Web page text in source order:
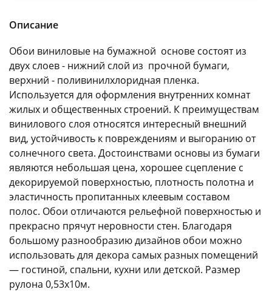
Описание
Обои виниловые на бумажной основе состоят из
двух слоев - нижний слой из прочной бумаги,
верхний - поливинилхлоридная пленка.
Используется для оформления внутренних комнат
жилых и общественных строений. К преимуществам
винилового слоя относятся интересный внешний
вид, устойчивость к повреждениям и выгоранию от
солнечного света. Достоинствами основы из бумаги
являются небольшая цена, хорошее сцепление с
декорируемой поверхностью, плотность полотна и
эластичность пропитанных клеевым составом
полос. Обои отличаются рельефной поверхностью и
прекрасно прячут неровности стен. Благодаря
большому разнообразию дизайнов обои можно
использовать для декора самых разных помещений
— гостиной, спальни, кухни или детской. Размер
рулона 0,53х10м.
раз в 2 недели